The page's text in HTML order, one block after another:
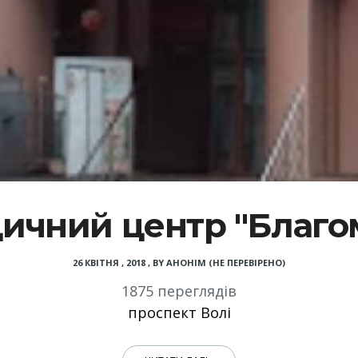
центр
26 КВІТНЯ , 2018 , BY АНОНІМ (НЕ ПЕРЕВІРЕНО)
1875 переглядів
проспект Волі